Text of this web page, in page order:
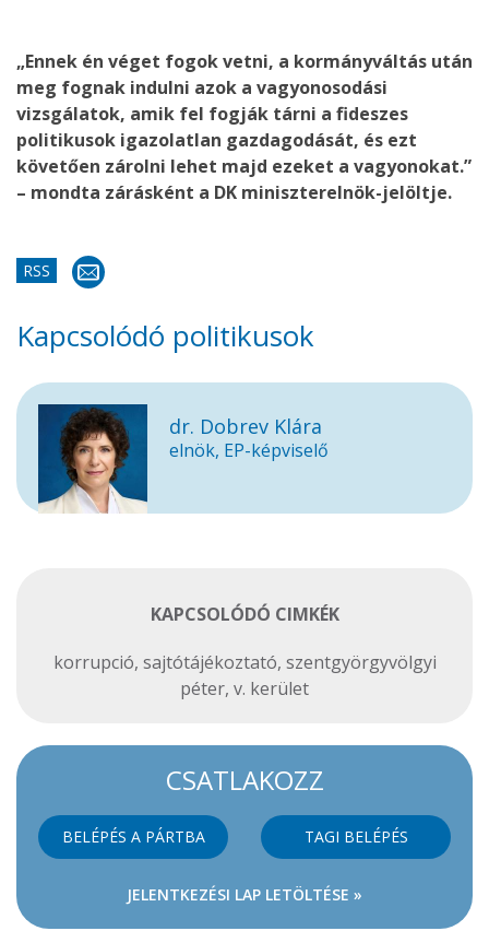
„Ennek én véget fogok vetni, a kormányváltás után
meg fognak indulni azok a vagyonosodási
vizsgálatok, amik fel fogják tárni a fideszes
politikusok igazolatlan gazdagodását, és ezt
követően zárolni lehet majd ezeket a vagyonokat.”
– mondta zárásként a DK miniszterelnök-jelöltje.
RSS
Kapcsolódó politikusok
dr. Dobrev Klára
elnök, EP-képviselő
KAPCSOLÓDÓ CIMKÉK
korrupció, sajtótájékoztató, szentgyörgyvölgyi
péter, v. kerület
CSATLAKOZZ
BELÉPÉS A PÁRTBA TAGI BELÉPÉS
JELENTKEZÉSI LAP LETÖLTÉSE »